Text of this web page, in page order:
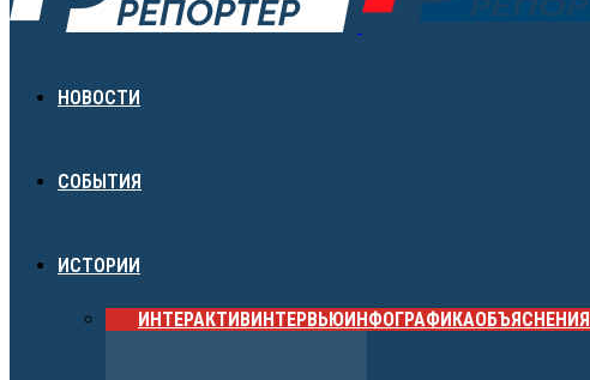
НОВОСТИ
СОБЫТИЯ
ИСТОРИИ
ИНТЕРАКТИВИНТЕРВЬЮИНФОГРАФИКАОБЪЯСНЕНИЯ